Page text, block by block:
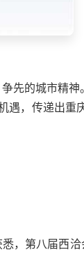
先的城市精神。
，传递出重
，第八届西